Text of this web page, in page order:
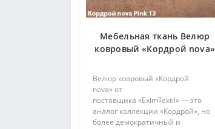
Мебельная ткань Велюр
ковровый «Кордрой nova»
Велюр ковровый «Кордрой
nova» от
поставщика «EximTextil» — это
аналог коллекции «Кордрой», но
более демократичный и